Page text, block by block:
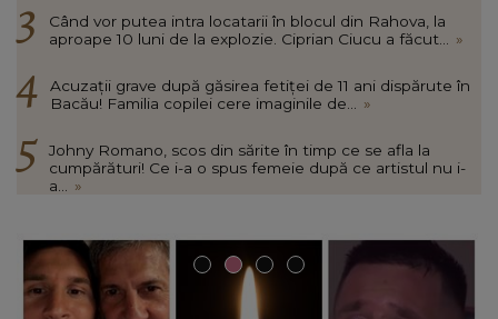
Când vor putea intra locatarii în blocul din Rahova, la
aproape 10 luni de la explozie. Ciprian Ciucu a făcut...
»
Acuzații grave după găsirea fetiței de 11 ani dispărute în
Bacău! Familia copilei cere imaginile de...
»
Johny Romano, scos din sărite în timp ce se afla la
cumpărături! Ce i-a o spus femeie după ce artistul nu i-
a...
»